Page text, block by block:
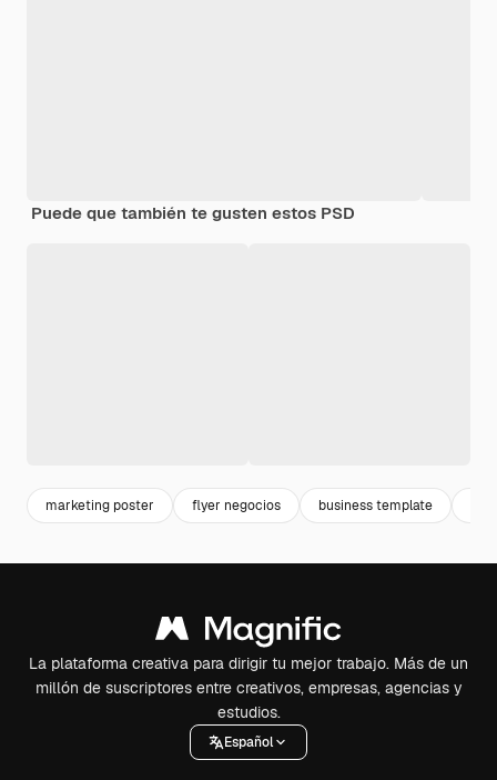
Puede que también te gusten estos PSD
marketing poster flyer negocios business template
La plataforma creativa para dirigir tu mejor trabajo. Más de un
millón de suscriptores entre creativos, empresas, agencias y
estudios.
Español